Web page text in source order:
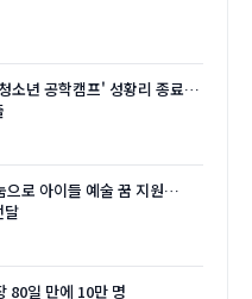
소년 공학캠프' 성황리 종료…
으로 아이들 예술 꿈 지원…
달
80일 만에 10만 명